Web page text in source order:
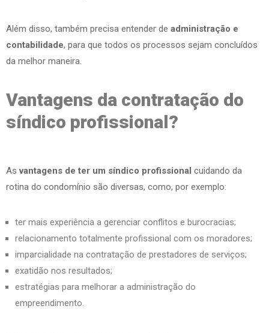
Além disso, também precisa entender de administração e
contabilidade, para que todos os processos sejam concluídos
da melhor maneira.
Vantagens da contratação do
síndico profissional?
As vantagens de ter um síndico profissional cuidando da
rotina do condomínio são diversas, como, por exemplo:
ter mais experiência a gerenciar conflitos e burocracias;
relacionamento totalmente profissional com os moradores;
imparcialidade na contratação de prestadores de serviços;
exatidão nos resultados;
estratégias para melhorar a administração do
empreendimento.